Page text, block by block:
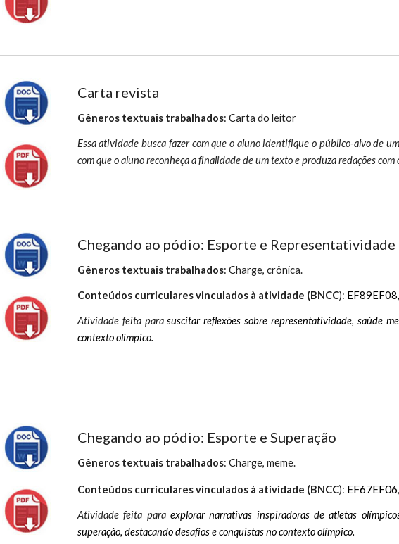
Carta revista
Gêneros textuais trabalhados: Carta do leitor
Essa atividade busca fazer com que o aluno identifique o público-alvo de
com que o aluno reconheça a finalidade de um texto e produza redações
Chegando ao pódio: Esporte e Representatividade
Gêneros textuais trabalhados: Charge, crônica.
Conteúdos curriculares vinculados à atividade (BNCC): EF89EF08,
Atividade feita parasuscitar reflexões sobre representatividade, saúde
contexto olímpico.
Chegando ao pódio: Esporte e Superação
Gêneros textuais trabalhados: Charge, meme.
Conteúdos curriculares vinculados à atividade (BNCC): EF67EF06,
Atividade feita para explorar narrativas inspiradoras de atletas
superação, destacando desafios e conquistas no contexto olímpico.